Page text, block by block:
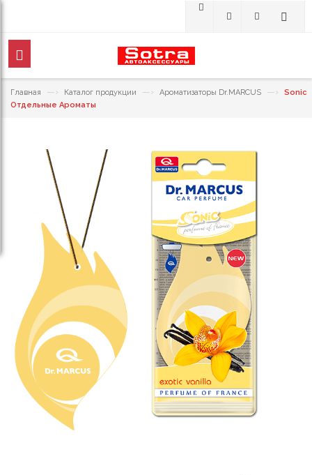
Главная —› Каталог продукции —› Ароматизаторы Dr.MARCUS —›
Sonic
Отдельные Ароматы